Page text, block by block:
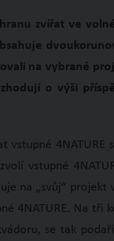
zvířat ve
na vybrané
o výši
vstupné
vstupné
na „svůj“ projekt
4NATURE. Na tři
se tak